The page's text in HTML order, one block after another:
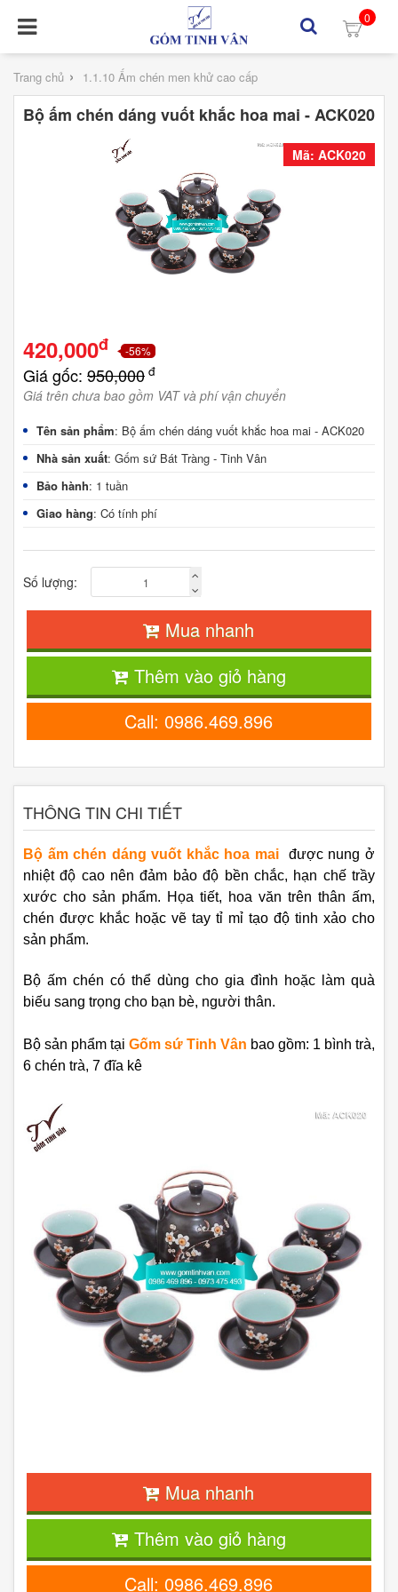
0
Trang chủ › 1.1.10 Ấm chén men khử cao cấp
Bộ ấm chén dáng vuốt khắc hoa mai - ACK020
Mã: ACK020
420,000đ -56%
Giá gốc: 950,000 đ
Giá trên chưa bao gồm VAT và phí vận chuyển
Tên sản phẩm: Bộ ấm chén dáng vuốt khắc hoa mai - ACK020
Nhà sản xuất: Gốm sứ Bát Tràng - Tinh Vân
Bảo hành: 1 tuần
Giao hàng: Có tính phí
Số lượng:
Mua nhanh
Thêm vào giỏ hàng
Call: 0986.469.896
THÔNG TIN CHI TIẾT
Bộ ấm chén dáng vuốt khắc hoa mai
được nung ở
nhiệt độ cao nên đảm bảo độ bền chắc, hạn chế trầy
xước cho sản phẩm. Họa tiết, hoa văn trên thân ấm,
chén được khắc hoặc vẽ tay tỉ mỉ tạo độ tinh xảo cho
sản phẩm.
Bộ ấm chén có thể dùng cho gia đình hoặc làm quà
biếu sang trọng cho bạn bè, người thân.
Bộ sản phẩm tại Gốm sứ Tinh Vân bao gồm: 1 bình trà,
6 chén trà, 7 đĩa kê
Mua nhanh
Thêm vào giỏ hàng
Call: 0986.469.896